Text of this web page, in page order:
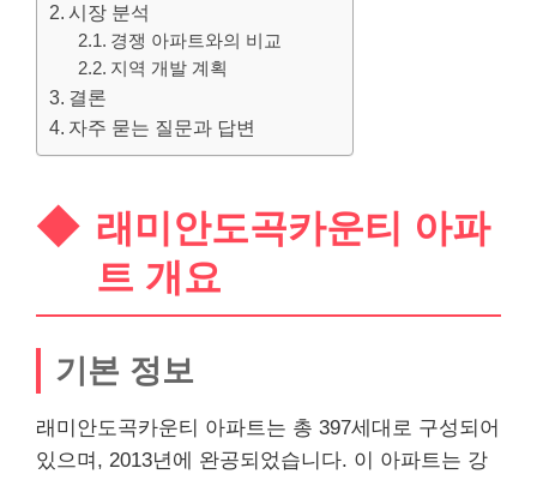
시장 분석
경쟁 아파트와의 비교
지역 개발 계획
결론
자주 묻는 질문과 답변
래미안도곡카운티 아파
트 개요
기본 정보
래미안도곡카운티 아파트는 총 397세대로 구성되어
있으며, 2013년에 완공되었습니다. 이 아파트는 강